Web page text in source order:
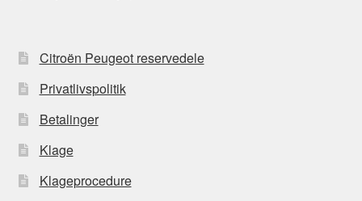
Citroën Peugeot reservedele
Privatlivspolitik
Betalinger
Klage
Klageprocedure